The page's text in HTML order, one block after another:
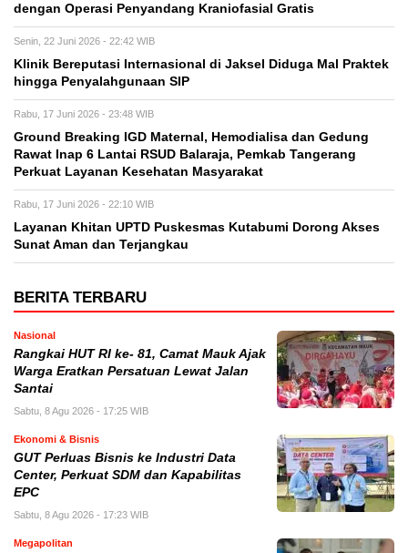
dengan Operasi Penyandang Kraniofasial Gratis
Senin, 22 Juni 2026 - 22:42 WIB
Klinik Bereputasi Internasional di Jaksel Diduga Mal Praktek
hingga Penyalahgunaan SIP
Rabu, 17 Juni 2026 - 23:48 WIB
Ground Breaking IGD Maternal, Hemodialisa dan Gedung
Rawat Inap 6 Lantai RSUD Balaraja, Pemkab Tangerang
Perkuat Layanan Kesehatan Masyarakat
Rabu, 17 Juni 2026 - 22:10 WIB
Layanan Khitan UPTD Puskesmas Kutabumi Dorong Akses
Sunat Aman dan Terjangkau
BERITA TERBARU
Nasional
Rangkai HUT RI ke- 81, Camat Mauk Ajak
Warga Eratkan Persatuan Lewat Jalan
Santai
Sabtu, 8 Agu 2026 - 17:25 WIB
Ekonomi & Bisnis
GUT Perluas Bisnis ke Industri Data
Center, Perkuat SDM dan Kapabilitas
EPC
Sabtu, 8 Agu 2026 - 17:23 WIB
Megapolitan